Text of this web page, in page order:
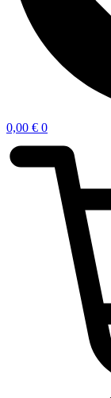
0,00 € 0